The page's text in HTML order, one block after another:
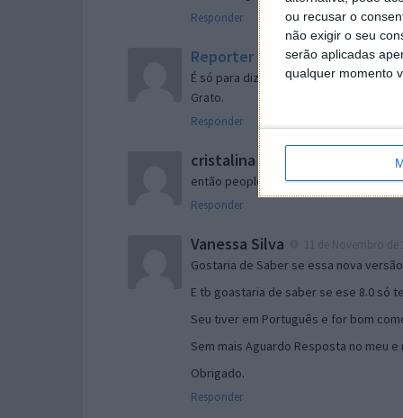
ou recusar o
não exigir o seu
serão aplicadas
qualquer momento
Responder
Reporter 7 de Novembro de 2005 às
É só para dizer que ainda não me
Grato.
Responder
cristalina 11 de Novembro de 2005
então people
Responder
Vanessa Silva
Gostaria de Saber se essa nova
E tb goastaria de saber se ese 8.0 só
Seu tiver em Português e for bom
Sem mais Aguardo Resposta no meu e
Obrigado.
Responder